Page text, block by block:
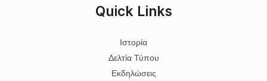
Quick Links
Ιστορία
Δελτία Τύπου
Εκδηλώσεις